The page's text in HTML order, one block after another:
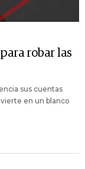
robar las
sus cuentas
en un blanco